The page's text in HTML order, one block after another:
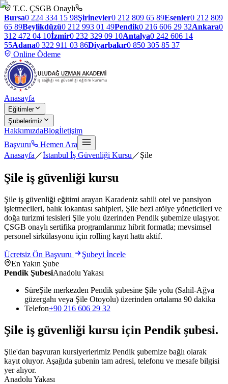
T.C. ÇSGB Onaylı
Bursa0 224 334 15 98Şirinevler0 212 809 65 89Esenler0 212 809
65 89Beylikdüzü0 212 993 01 49Pendik0 216 606 29 32Ankara0
312 472 04 10İzmir0 232 329 09 10Antalya0 242 606 14
55Adana0 322 911 03 86Diyarbakır0 850 305 85 37
Online Ödeme
Anasayfa
Eğitimler
Şubelerimiz
HakkımızdaBlogİletişim
Başvuru
Hemen Ara
Anasayfa ／İstanbul İş Güvenliği Kursu ／Şile
Şile iş güvenliği kursu
Şile iş güvenliği eğitimi arayan Karadeniz sahili otel ve pansiyon
işletmecileri, balık lokantası sahipleri, Şile bezi atölye yöneticileri ve
doğa turizmi tesisleri Şile yolu üzerinden Pendik şubemize ulaşıyor.
ÇSGB onaylı sertifika programlarımız hibrit formatla; mevsimsel
personel sirkülasyonu için rolling kayıt hattı aktif.
Ücretsiz Ön Başvuru
Şubeyi İncele
En Yakın Şube
Pendik ŞubesiAnadolu Yakası
SüreŞile merkezden Pendik şubesine Şile yolu (Sahil-Ağva
güzergahı veya Şile Otoyolu) üzerinden ortalama 90 dakika
Telefon+90 216 606 29 32
Şile iş güvenliği kursu için Pendik şubesi.
Şile'dan başvuran kursiyerlerimiz Pendik şubemize bağlı olarak
kayıt oluyor. Aşağıda şubenin tam adresi, telefonu ve mesafe bilgisi
yer alıyor.
Anadolu Yakası